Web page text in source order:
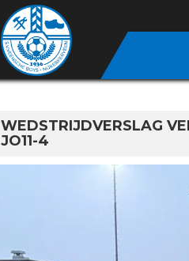
WEDSTRIJDVERSLAG
JO11-4